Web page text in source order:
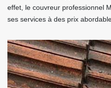
effet, le couvreur professionnel
ses services à des prix